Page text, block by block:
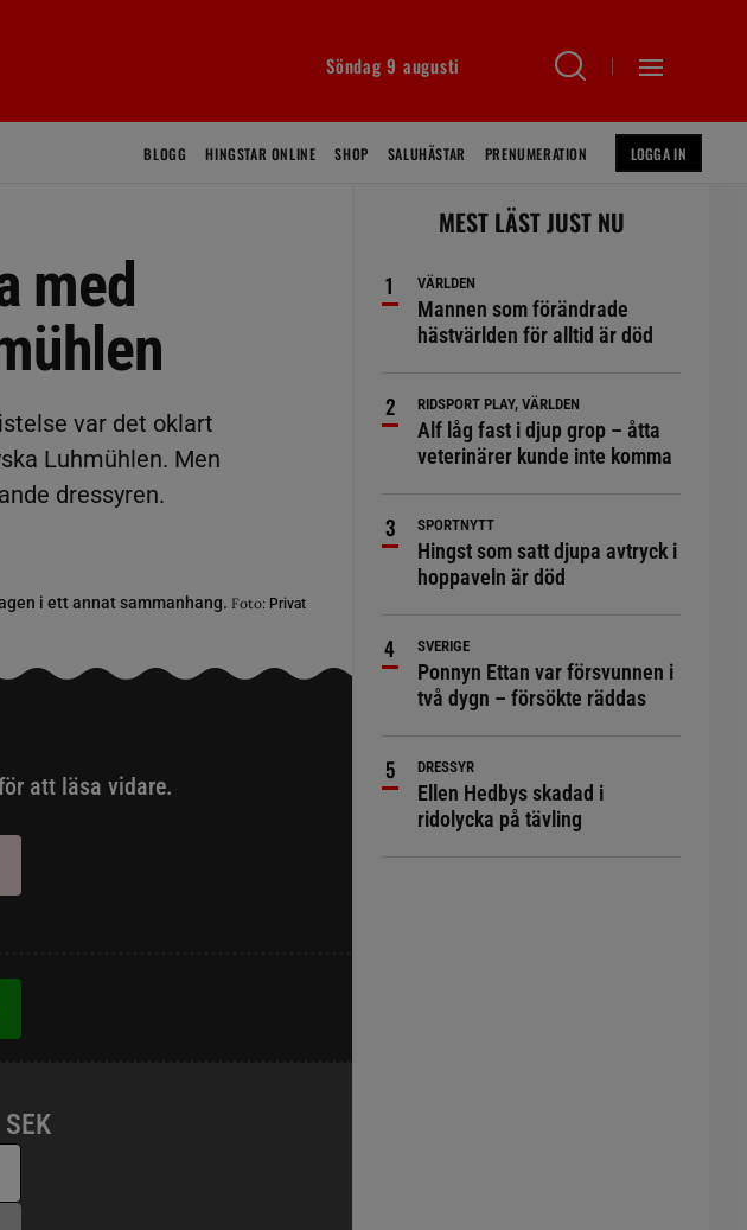
Söndag 9 augusti
BLOGG HINGSTAR ONLINE SHOP SALUHÄSTAR PRENUMERATION LOGGA IN
med
var det oklart
Luhmühlen. Men
dressyren.
i ett annat sammanhang. Foto: Privat
att läsa vidare.
MEST LÄST JUST NU
VÄRLDEN
Mannen som förändrade
hästvärlden för alltid är död
RIDSPORT PLAY, VÄRLDEN
Alf låg fast i djup grop – åtta
veterinärer kunde inte komma
SPORTNYTT
Hingst som satt djupa avtryck i
hoppaveln är död
SVERIGE
Ponnyn Ettan var försvunnen i
två dygn – försökte räddas
DRESSYR
Ellen Hedbys skadad i
ridolycka på tävling